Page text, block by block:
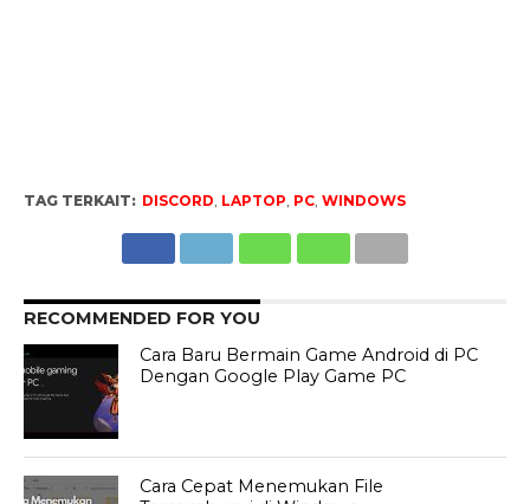
TAG TERKAIT: DISCORD, LAPTOP, PC, WINDOWS
RECOMMENDED FOR YOU
Cara Baru Bermain Game Android di PC
Dengan Google Play Game PC
Cara Cepat Menemukan File